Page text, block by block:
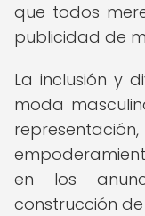
que todos
publicidad de
La inclusión y
moda
en los
construcción